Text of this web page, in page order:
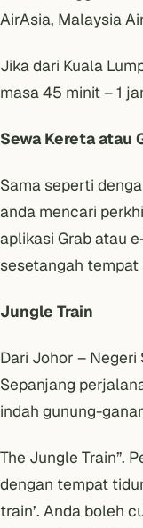
AirAsia, Malaysia
Jika dari Kuala
masa 45 minit – 1
Sewa Kereta atau
Sama seperti
anda mencari
aplikasi Grab atau
sesetangah tempat
Jungle Train
Dari Johor – Negeri
Sepanjang
indah gunung-
The Jungle Train”.
dengan tempat
train’. Anda boleh